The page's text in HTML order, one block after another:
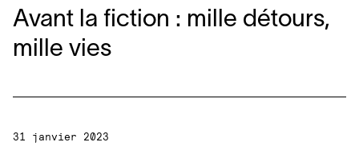
Avant la fiction : mille détours,
mille vies
31 janvier 2023